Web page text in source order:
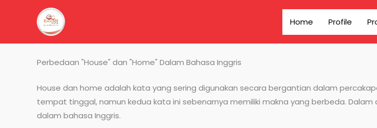
Home Profile
Perbedaan "House" dan "Home" Dalam Bahasa Inggris
House dan home adalah kata yang sering digunakan secara bergantian dalam
tempat tinggal, namun kedua kata ini sebenarnya memiliki makna yang berbeda.
dalam bahasa Inggris.